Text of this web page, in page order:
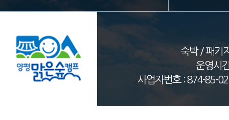
숙박 / 패키
운영시
사업자번호 : 874-85-